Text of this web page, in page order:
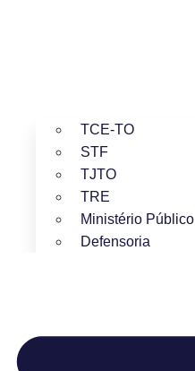
TCE-TO
STF
TJTO
TRE
Ministério Público
Defensoria